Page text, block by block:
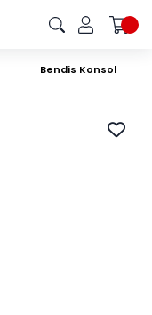
Bendis Konsol